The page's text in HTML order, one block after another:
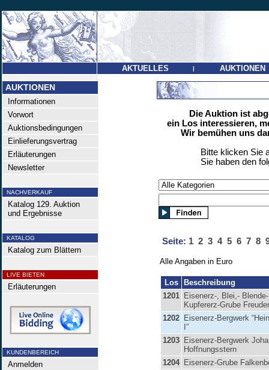
AKTUELLES | AUKTIONEN
AUKTIONEN
Informationen
Vorwort
Auktionsbedingungen
Einlieferungsvertrag
Erläuterungen
Newsletter
NACHVERKAUF
Katalog 129. Auktion
und Ergebnisse
KATALOG
Katalog zum Blättern
LIVE BIETEN
Erläuterungen
KUNDENBEREICH
Anmelden
Die Auktion ist
ein Los interessieren,
Wir bemühen uns
Bitte klicken Sie
Sie haben den
Seite: 1 2 3 4 5 6 7 8
Alle Angaben in Euro
Los
Beschreibung
1201 Eisenerz-, Blei,-
Kupfererz-Grube
1202 Eisenerz-Bergwerk
I”
1203 Eisenerz-Bergwerk
Hoffnungsstern
1204 Eisenerz-Grube